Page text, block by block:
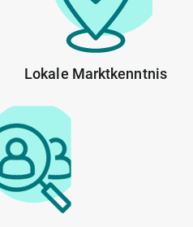
Lokale Marktkenntnis